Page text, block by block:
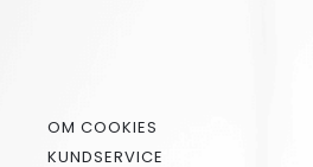
OM COOKIES
KUNDSERVICE